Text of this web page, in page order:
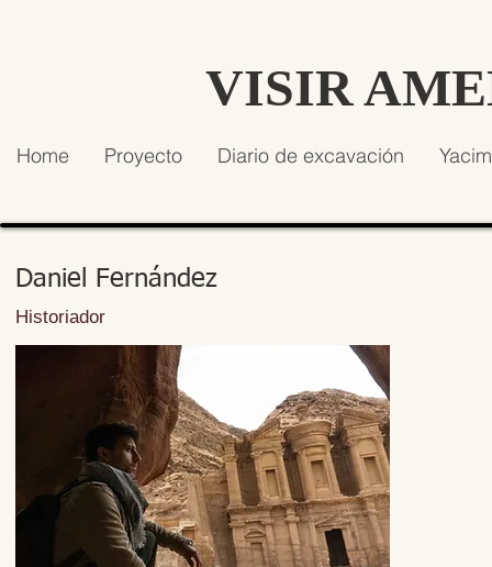
VISIR
Home Proyecto Diario de excavación
Daniel Fernández
Historiador